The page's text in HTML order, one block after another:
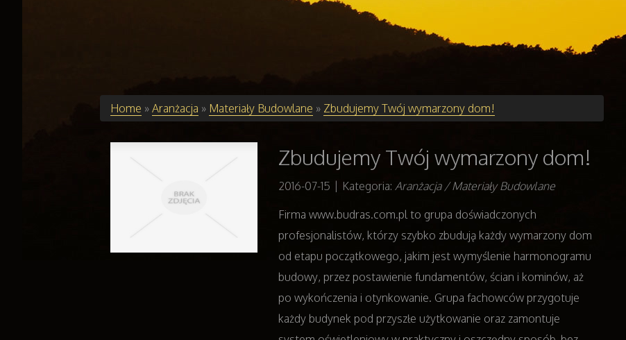
Home » Aranżacja » Materiały Budowlane » Zbudujemy Twój wymarzony dom!
Zbudujemy Twój wymarzony dom!
2016-07-15 Kategoria: Aranżacja / Materiały Budowlane
Firma www.budras.com.pl to grupa doświadczonych
profesjonalistów, którzy szybko zbudują każdy wymarzony dom
od etapu początkowego, jakim jest wymyślenie harmonogramu
budowy, przez postawienie fundamentów, ścian i kominów, aż
po wykończenia i otynkowanie. Grupa fachowców przygotuje
każdy budynek pod przyszłe użytkowanie oraz zamontuje